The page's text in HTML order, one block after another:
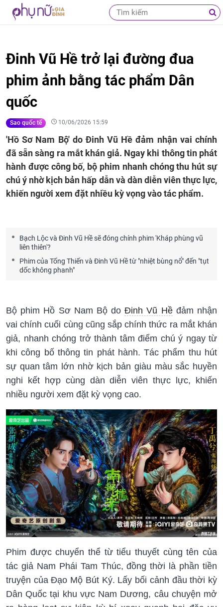
Đinh Vũ Hề trở lại đường đua
phim ảnh bằng tác phẩm Dân
quốc
Sao quốc tế 10/06/2026 15:59
'Hồ Sơ Nam Bộ' do Đinh Vũ Hề đảm nhận vai chính
đã sẵn sàng ra mắt khán giả. Ngay khi thông tin phát
hành được công bố, bộ phim nhanh chóng thu hút sự
chú ý nhờ kịch bản hấp dẫn và dàn diễn viên thực lực,
khiến người xem đặt nhiều kỳ vọng vào tác phẩm.
Bạch Lộc và Đinh Vũ Hề sẽ đóng chính phim 'Kháp phùng vũ
liên thiên'?
Phim của Tống Thiến và Đinh Vũ Hề từ "nhiệt bùng nổ" đến "tụt
dốc không phanh"
Bộ phim Hồ Sơ Nam Bộ doĐinh Vũ Hềđảm nhận
vai chính cuối cùng cũng sắp chính thức ra mắt khán
giả, nhanh chóng trở thành tâm điểm chú ý ngay từ
khi công bố thông tin phát hành. Tác phẩm thu hút
sự quan tâm lớn nhờ kịch bản giàu màu sắc huyền
nghi kết hợp cùng dàn diễn viên thực lực, khiến
nhiều người xem đặt kỳ vọng cao.
Phim được chuyển thể từ tiểu thuyết cùng tên của
tác giả Nam Phái Tam Thúc, đồng thời là phần tiền
truyện của Đạo Mộ Bút Ký. Lấy bối cảnh đầu thời kỳ
Dân Quốc tại khu vực Nam Dương, câu chuyện mở